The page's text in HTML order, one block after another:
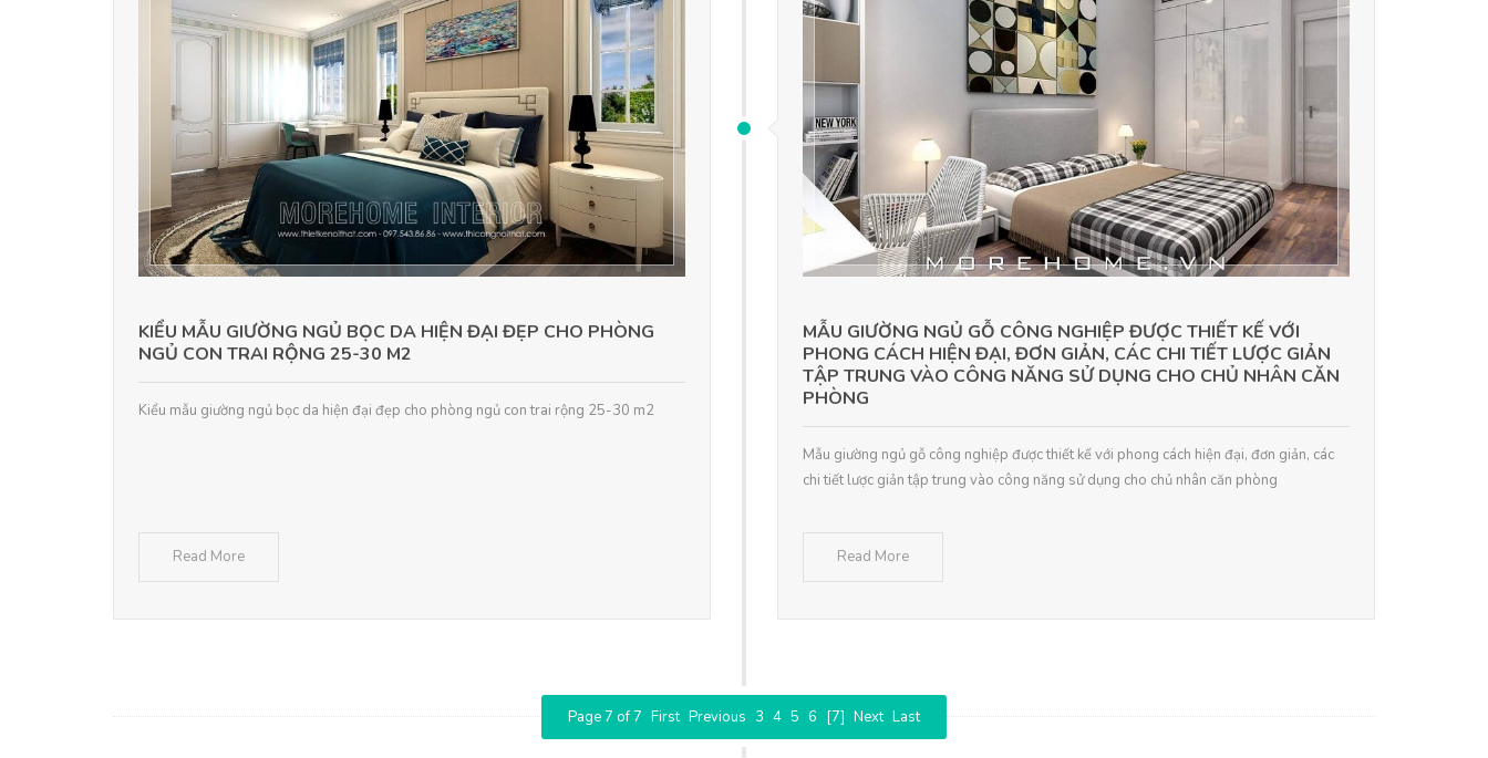
KIỂU MẪU GIƯỜNG NGỦ BỌC DA HIỆN ĐẠI ĐẸP CHO PHÒNG
NGỦ CON TRAI RỘNG 25-30 M2
Kiểu mẫu giường ngủ bọc da hiện đại đẹp cho phòng ngủ con trai rộng 25-30 m2
Read More
MẪU GIƯỜNG NGỦ GỖ CÔNG NGHIỆP ĐƯỢC THIẾT KẾ VỚI
PHONG CÁCH HIỆN ĐẠI, ĐƠN GIẢN, CÁC CHI TIẾT LƯỢC GIẢN
TẬP TRUNG VÀO CÔNG NĂNG SỬ DỤNG CHO CHỦ NHÂN CĂN
PHÒNG
Mẫu giường ngủ gỗ công nghiệp được thiết kế với phong cách hiện đại, đơn giản, các
chi tiết lược giản tập trung vào công năng sử dụng cho chủ nhân căn phòng
Read More
Page 7 of 7 First Previous 3 4 5 6 [7] Next Last